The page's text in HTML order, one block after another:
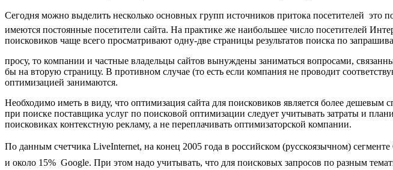
Сегодня можно выделить несколько основных групп источников притока посетителей 
имеются постоянные посетители сайта. На практике же наибольшее число посетителей
поисковиков чаще всего просматривают одну-две страницы результатов поиска по
просу, то компании и частные владельцы сайтов вынуждены заниматься вопросами,
бы на вторую страницу. В противном случае (то есть если компания не проводит
оптимизацией занимаются.
Необходимо иметь в виду, что оптимизация сайта для поисковиков является более
при поиске поставщика услуг по поисковой оптимизации следует учитывать затраты и
поисковиках контекстную рекламу, а не переплачивать оптимизаторской компании.
По данным счетчика LiveInternet, на конец 2005 года в российском (русскоязычном)
и около 15%  Google. При этом надо учитывать, что для поисковых запросов по разным